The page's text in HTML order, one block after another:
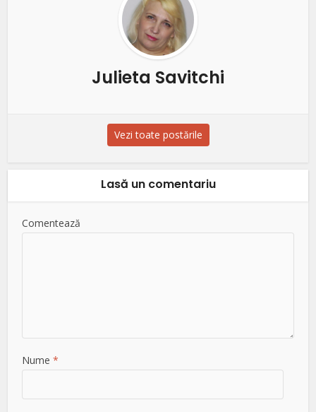
Julieta Savitchi
Vezi toate postările
Lasă un comentariu
Comentează
Nume*